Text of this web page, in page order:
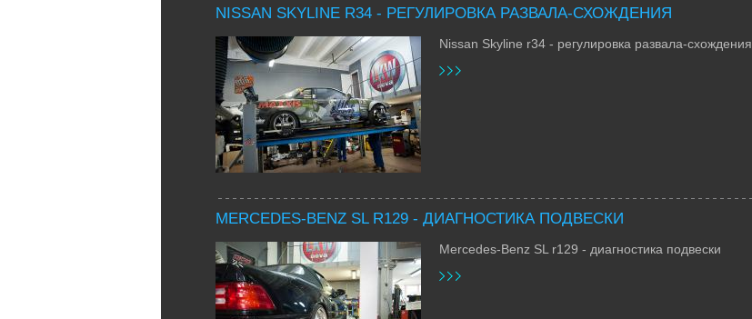
NISSAN SKYLINE R34 - РЕГУЛИРОВКА РАЗВАЛА-СХОЖДЕНИЯ
Nissan Skyline r34 - регулировка развала-схождения
MERCEDES-BENZ SL R129 - ДИАГНОСТИКА ПОДВЕСКИ
Mercedes-Benz SL r129 - диагностика подвески